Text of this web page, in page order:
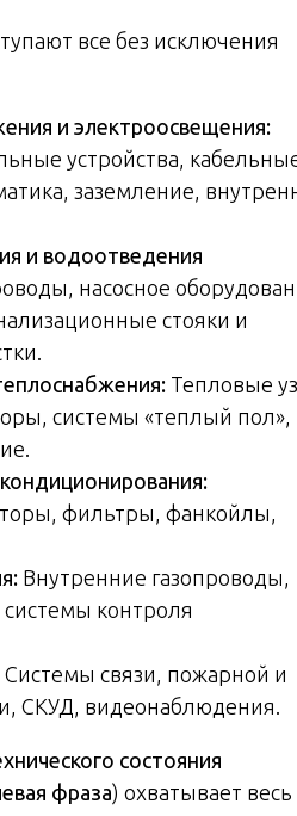
все без исключения
и электроосвещения:
устройства,
заземление,
и водоотведения
насосное
стояки и
Тепловые
системы «теплый пол»,
фильтры, фанкойлы,
Внутренние газопроводы,
системы контроля
Системы связи, пожарной и
СКУД, видеонаблюдения.
состояния
фраза) охватывает весь